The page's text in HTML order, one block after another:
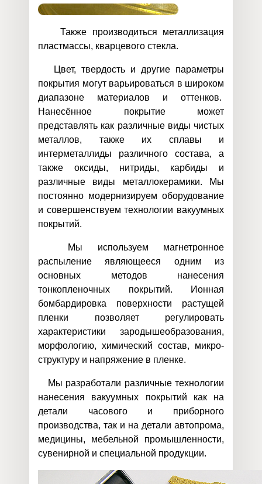
Также производиться металлизация
пластмассы, кварцевого стекла.
Цвет, твердость и другие параметры
покрытия могут варьироваться в широком
диапазоне материалов и оттенков.
Нанесённое покрытие может
представлять как различные виды чистых
металлов, также их сплавы и
интерметаллиды различного состава, а
также оксиды, нитриды, карбиды и
различные виды металлокерамики. Мы
постоянно модернизируем оборудование
и совершенствуем технологии вакуумных
покрытий.
Мы используем магнетронное
распыление являющееся одним из
основных методов нанесения
тонкопленочных покрытий. Ионная
бомбардировка поверхности растущей
пленки позволяет регулировать
характеристики зародышеобразования,
морфологию, химический состав, микро-
структуру и напряжение в пленке.
Мы разработали различные технологии
нанесения вакуумных покрытий как на
детали часового и приборного
производства, так и на детали автопрома,
медицины, мебельной промышленности,
сувенирной и специальной продукции.